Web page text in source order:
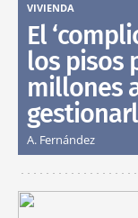
VIVIENDA
El
los pisos
millones
A. Fernández